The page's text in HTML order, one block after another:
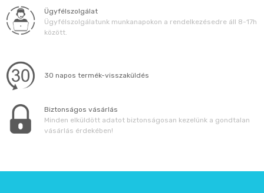
Ügyfélszolgálat
Ügyfélszolgálatunk munkanapokon a rendelkezésedre áll 8-17h
között.
30 napos termék-visszaküldés
Biztonságos vásárlás
Minden elküldött adatot biztonságosan kezelünk a gondtalan
vásárlás érdekében!